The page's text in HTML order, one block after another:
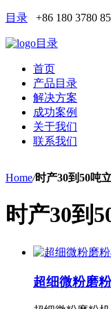
目录 +86 180 3780
目录
首页
产品目录
解决方案
成功案例
关于我们
联系我们
Home/时产30到50吨
时产30到
超细微粉磨